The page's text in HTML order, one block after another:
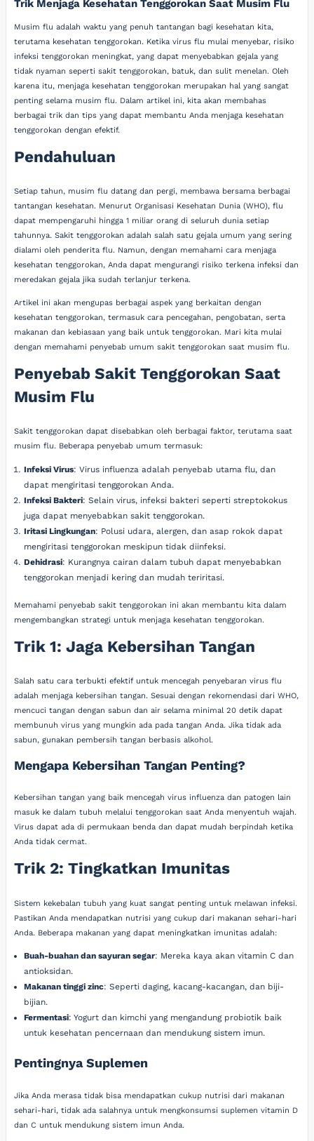
Trik Menjaga Kesehatan Tenggorokan Saat Musim Flu
Musim flu adalah waktu yang penuh tantangan bagi kesehatan kita,
terutama kesehatan tenggorokan. Ketika virus flu mulai menyebar, risiko
infeksi tenggorokan meningkat, yang dapat menyebabkan gejala yang
tidak nyaman seperti sakit tenggorokan, batuk, dan sulit menelan. Oleh
karena itu, menjaga kesehatan tenggorokan merupakan hal yang sangat
penting selama musim flu. Dalam artikel ini, kita akan membahas
berbagai trik dan tips yang dapat membantu Anda menjaga kesehatan
tenggorokan dengan efektif.
Pendahuluan
Setiap tahun, musim flu datang dan pergi, membawa bersama berbagai
tantangan kesehatan. Menurut Organisasi Kesehatan Dunia (WHO), flu
dapat mempengaruhi hingga 1 miliar orang di seluruh dunia setiap
tahunnya. Sakit tenggorokan adalah salah satu gejala umum yang sering
dialami oleh penderita flu. Namun, dengan memahami cara menjaga
kesehatan tenggorokan, Anda dapat mengurangi risiko terkena infeksi dan
meredakan gejala jika sudah terlanjur terkena.
Artikel ini akan mengupas berbagai aspek yang berkaitan dengan
kesehatan tenggorokan, termasuk cara pencegahan, pengobatan, serta
makanan dan kebiasaan yang baik untuk tenggorokan. Mari kita mulai
dengan memahami penyebab umum sakit tenggorokan saat musim flu.
Penyebab Sakit Tenggorokan Saat
Musim Flu
Sakit tenggorokan dapat disebabkan oleh berbagai faktor, terutama saat
musim flu. Beberapa penyebab umum termasuk:
Infeksi Virus: Virus influenza adalah penyebab utama flu, dan
dapat mengiritasi tenggorokan Anda.
Infeksi Bakteri: Selain virus, infeksi bakteri seperti streptokokus
juga dapat menyebabkan sakit tenggorokan.
Iritasi Lingkungan: Polusi udara, alergen, dan asap rokok dapat
mengiritasi tenggorokan meskipun tidak diinfeksi.
Dehidrasi: Kurangnya cairan dalam tubuh dapat menyebabkan
tenggorokan menjadi kering dan mudah teriritasi.
Memahami penyebab sakit tenggorokan ini akan membantu kita dalam
mengembangkan strategi untuk menjaga kesehatan tenggorokan.
Trik 1: Jaga Kebersihan Tangan
Salah satu cara terbukti efektif untuk mencegah penyebaran virus flu
adalah menjaga kebersihan tangan. Sesuai dengan rekomendasi dari WHO,
mencuci tangan dengan sabun dan air selama minimal 20 detik dapat
membunuh virus yang mungkin ada pada tangan Anda. Jika tidak ada
sabun, gunakan pembersih tangan berbasis alkohol.
Mengapa Kebersihan Tangan Penting?
Kebersihan tangan yang baik mencegah virus influenza dan patogen lain
masuk ke dalam tubuh melalui tenggorokan saat Anda menyentuh wajah.
Virus dapat ada di permukaan benda dan dapat mudah berpindah ketika
Anda tidak cermat.
Trik 2: Tingkatkan Imunitas
Sistem kekebalan tubuh yang kuat sangat penting untuk melawan infeksi.
Pastikan Anda mendapatkan nutrisi yang cukup dari makanan sehari-hari
Anda. Beberapa makanan yang dapat meningkatkan imunitas adalah:
Buah-buahan dan sayuran segar: Mereka kaya akan vitamin C dan
antioksidan.
Makanan tinggi zinc: Seperti daging, kacang-kacangan, dan biji-
bijian.
Fermentasi: Yogurt dan kimchi yang mengandung probiotik baik
untuk kesehatan pencernaan dan mendukung sistem imun.
Pentingnya Suplemen
Jika Anda merasa tidak bisa mendapatkan cukup nutrisi dari makanan
sehari-hari, tidak ada salahnya untuk mengkonsumsi suplemen vitamin D
dan C untuk mendukung sistem imun Anda.